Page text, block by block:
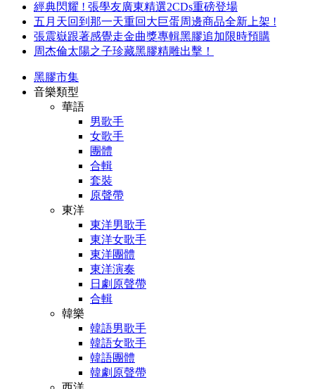
經典閃耀 ! 張學友廣東精選2CDs重磅登場
五月天回到那一天重回大巨蛋周邊商品全新上架 !
張震嶽跟著感覺走金曲獎專輯黑膠追加限時預購
周杰倫太陽之子珍藏黑膠精雕出擊！
黑膠市集
音樂類型
華語
男歌手
女歌手
團體
合輯
套裝
原聲帶
東洋
東洋男歌手
東洋女歌手
東洋團體
東洋演奏
日劇原聲帶
合輯
韓樂
韓語男歌手
韓語女歌手
韓語團體
韓劇原聲帶